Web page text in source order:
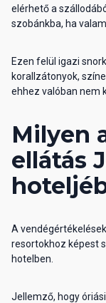
elérhető a
szobánkba, ha
Ezen felül igazi
korallzátonyok,
ehhez valóban nem
Milyen
ellátás
A
resortokhoz képest
hotelben.
Jellemző, hogy